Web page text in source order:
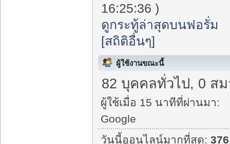
16:25:36 )
ดูกระทู้ล่าสุดบนฟอรั่ม
[สถิติอื่นๆ]
ผู้ใช้งานขณะนี้
82 บุคคลทั่วไป, 0 ส
ผู้ใช้เมื่อ 15 นาทีที่ผ่านมา:
Google
วันนี้ออนไลน์มากที่สุด:376